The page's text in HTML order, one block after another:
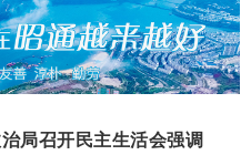
局召开民主生活会强调